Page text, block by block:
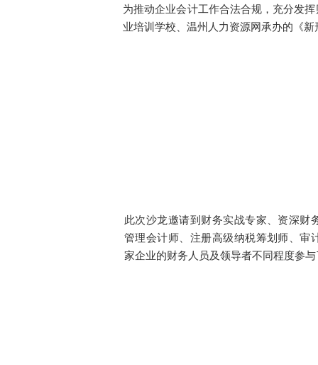
为推动企业会计工作合法合规，充分发
业培训学校、温州人力资源网承办的《
此次沙龙邀请到财务实战专家、资深财
管理会计师、注册高级纳税筹划师、审
家企业的财务人员及领导者不同程度参